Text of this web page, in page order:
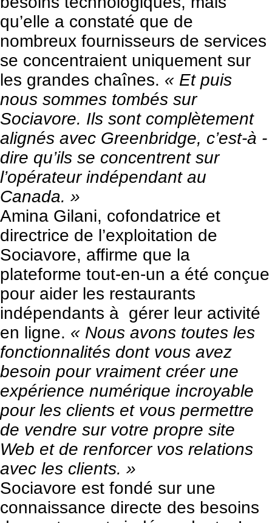
qu’elle a constaté que de
nombreux fournisseurs de services
se concentraient uniquement sur
les grandes chaînes. « Et puis
nous sommes tombés sur
Sociavore. Ils sont complètement
alignés avec Greenbridge, c’est-à -
dire qu’ils se concentrent sur
l’opérateur indépendant au
Canada. »
Amina Gilani, cofondatrice et
directrice de l’exploitation de
Sociavore, affirme que la
plateforme tout-en-un a été conçue
pour aider les restaurants
indépendants à gérer leur activité
en ligne. « Nous avons toutes les
fonctionnalités dont vous avez
besoin pour vraiment créer une
expérience numérique incroyable
pour les clients et vous permettre
de vendre sur votre propre site
Web et de renforcer vos relations
avec les clients. »
Sociavore est fondé sur une
connaissance directe des besoins